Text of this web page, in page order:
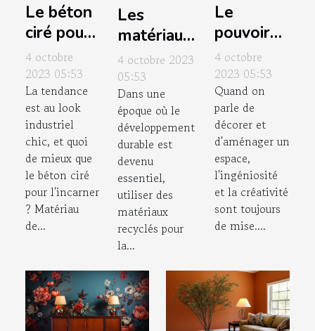
Le béton
ciré pour
un look
industriel
chic
4 octobre
2023 05:53
La tendance
est au look
industriel
chic, et quoi
de mieux que
le béton ciré
pour l'incarner
? Matériau
de...
Les
matériaux
recyclés
pour une
décoration
originale
4 octobre 2023
05:53
Dans une
époque où le
développement
durable est
devenu
essentiel,
utiliser des
matériaux
recyclés pour
la...
Le
pouvoir
des
miroirs
pour
agrandir
vos
espaces
4 octobre
2023 05:53
Quand on
parle de
décorer et
d'aménager un
espace,
l'ingéniosité
et la créativité
sont toujours
de mise....